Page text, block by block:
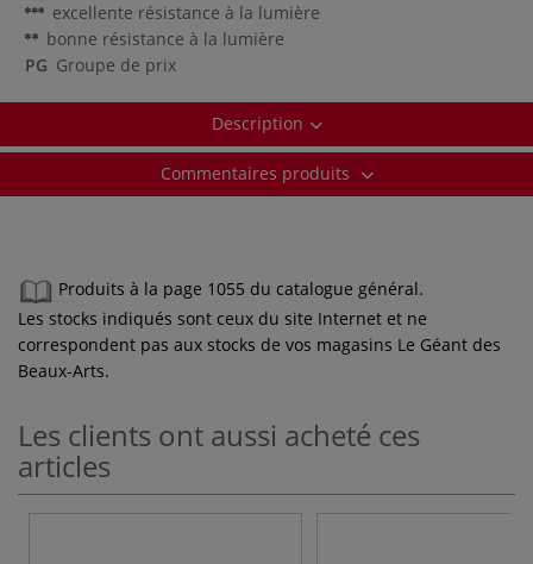
excellente résistance à la lumière
bonne résistance à la lumière
PG Groupe de prix
Description
Commentaires produits
Produits à la page 1055 du catalogue général.
Les stocks indiqués sont ceux du site Internet et ne
correspondent pas aux stocks de vos magasins Le Géant des
Beaux-Arts.
Les clients ont aussi acheté ces
articles